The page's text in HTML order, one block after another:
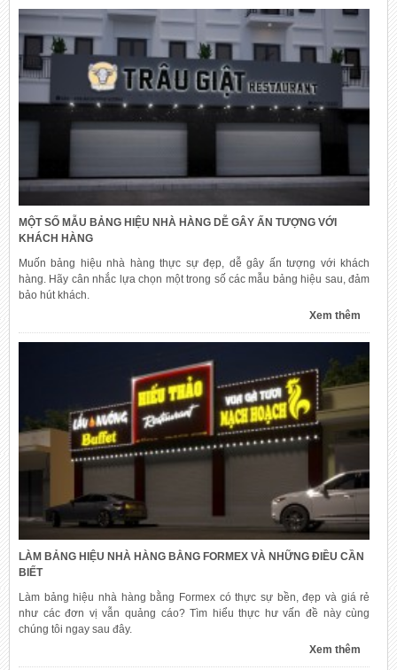
MỘT SỐ MẪU BẢNG HIỆU NHÀ HÀNG DỄ GÂY ẤN TƯỢNG VỚI
KHÁCH HÀNG
Muốn bảng hiệu nhà hàng thực sự đẹp, dễ gây ấn tượng với khách
hàng. Hãy cân nhắc lựa chọn một trong số các mẫu bảng hiệu sau, đảm
bảo hút khách.
Xem thêm
LÀM BẢNG HIỆU NHÀ HÀNG BẰNG FORMEX VÀ NHỮNG ĐIỀU CẦN
BIẾT
Làm bảng hiệu nhà hàng bằng Formex có thực sự bền, đẹp và giá rẻ
như các đơn vị vẫn quảng cáo? Tìm hiểu thực hư vấn đề này cùng
chúng tôi ngay sau đây.
Xem thêm